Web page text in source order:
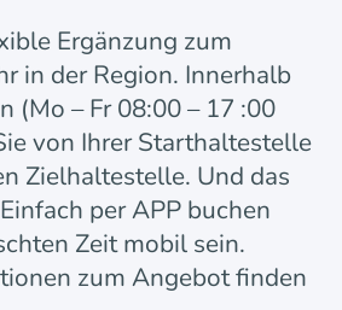
Ergänzung zum
in der Region. Innerhalb
(Mo – Fr 08:00 – 17 :00
von Ihrer Starthaltestelle
Zielhaltestelle. Und das
per APP buchen
Zeit mobil sein.
zum Angebot finden